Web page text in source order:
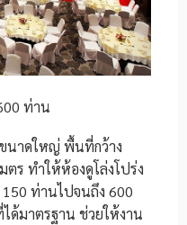
ท่าน
นาดใหญ่ พื้นที่กว้าง
ตร ทำให้ห้องดูโล่งโปร่ง
ท่านไปจนถึง 600
ด้มาตรฐาน ช่วยให้งาน